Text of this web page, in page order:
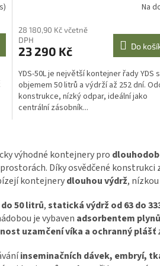
Na
28 180,90 Kč včetně
DPH
23 290 Kč Do
YDS-50L je největší kontejner řady YDS s
objemem 50 litrů a výdrží až 252 dní.
konstrukce, nízký odpar, ideální jako
centrální zásobník...
l
á
d
c
í
p
r
k
výhodné kontejnery pro
Díky osvědčené konstrukci
kontejnerydlouhou výdrž,
do 50 litrů,statická výdrž od 63 do
je vybaven adsorbentem plynů
uzamčení víka a ochranný plášť
inseminačních dávek, embryí,